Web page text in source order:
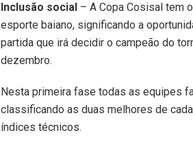
Inclusão social – A Copa Cosisal tem
esporte baiano, significando a
partida que irá decidir o campeão do
dezembro.
Nesta primeira fase todas as equipes
classificando as duas melhores de
índices técnicos.